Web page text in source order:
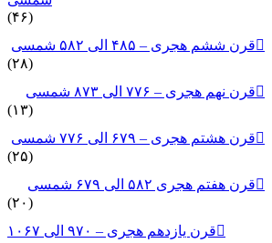
(۴۶)
قرن ششم هجری – ۴۸۵ الی ۵۸۲ شمسی
(۲۸)
قرن نهم هجری – ۷۷۶ الی ۸۷۳ شمسی
(۱۳)
قرن هشتم هجری – ۶۷۹ الی ۷۷۶ شمسی
(۲۵)
قرن هفتم هجری ۵۸۲ الی ۶۷۹ شمسی
(۲۰)
قرن یازدهم هجری – ۹۷۰ الی ۱۰۶۷